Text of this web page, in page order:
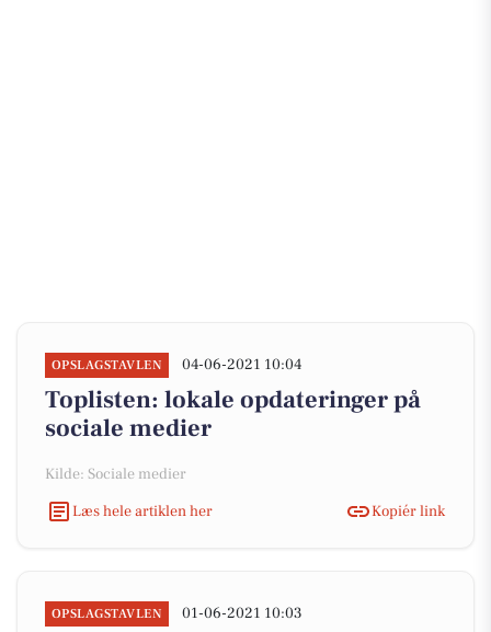
OPSLAGSTAVLEN 04-06-2021 10:04
Toplisten: lokale opdateringer på
sociale medier
Kilde: Sociale medier
Læs hele artiklen her
Kopiér link
OPSLAGSTAVLEN 01-06-2021 10:03